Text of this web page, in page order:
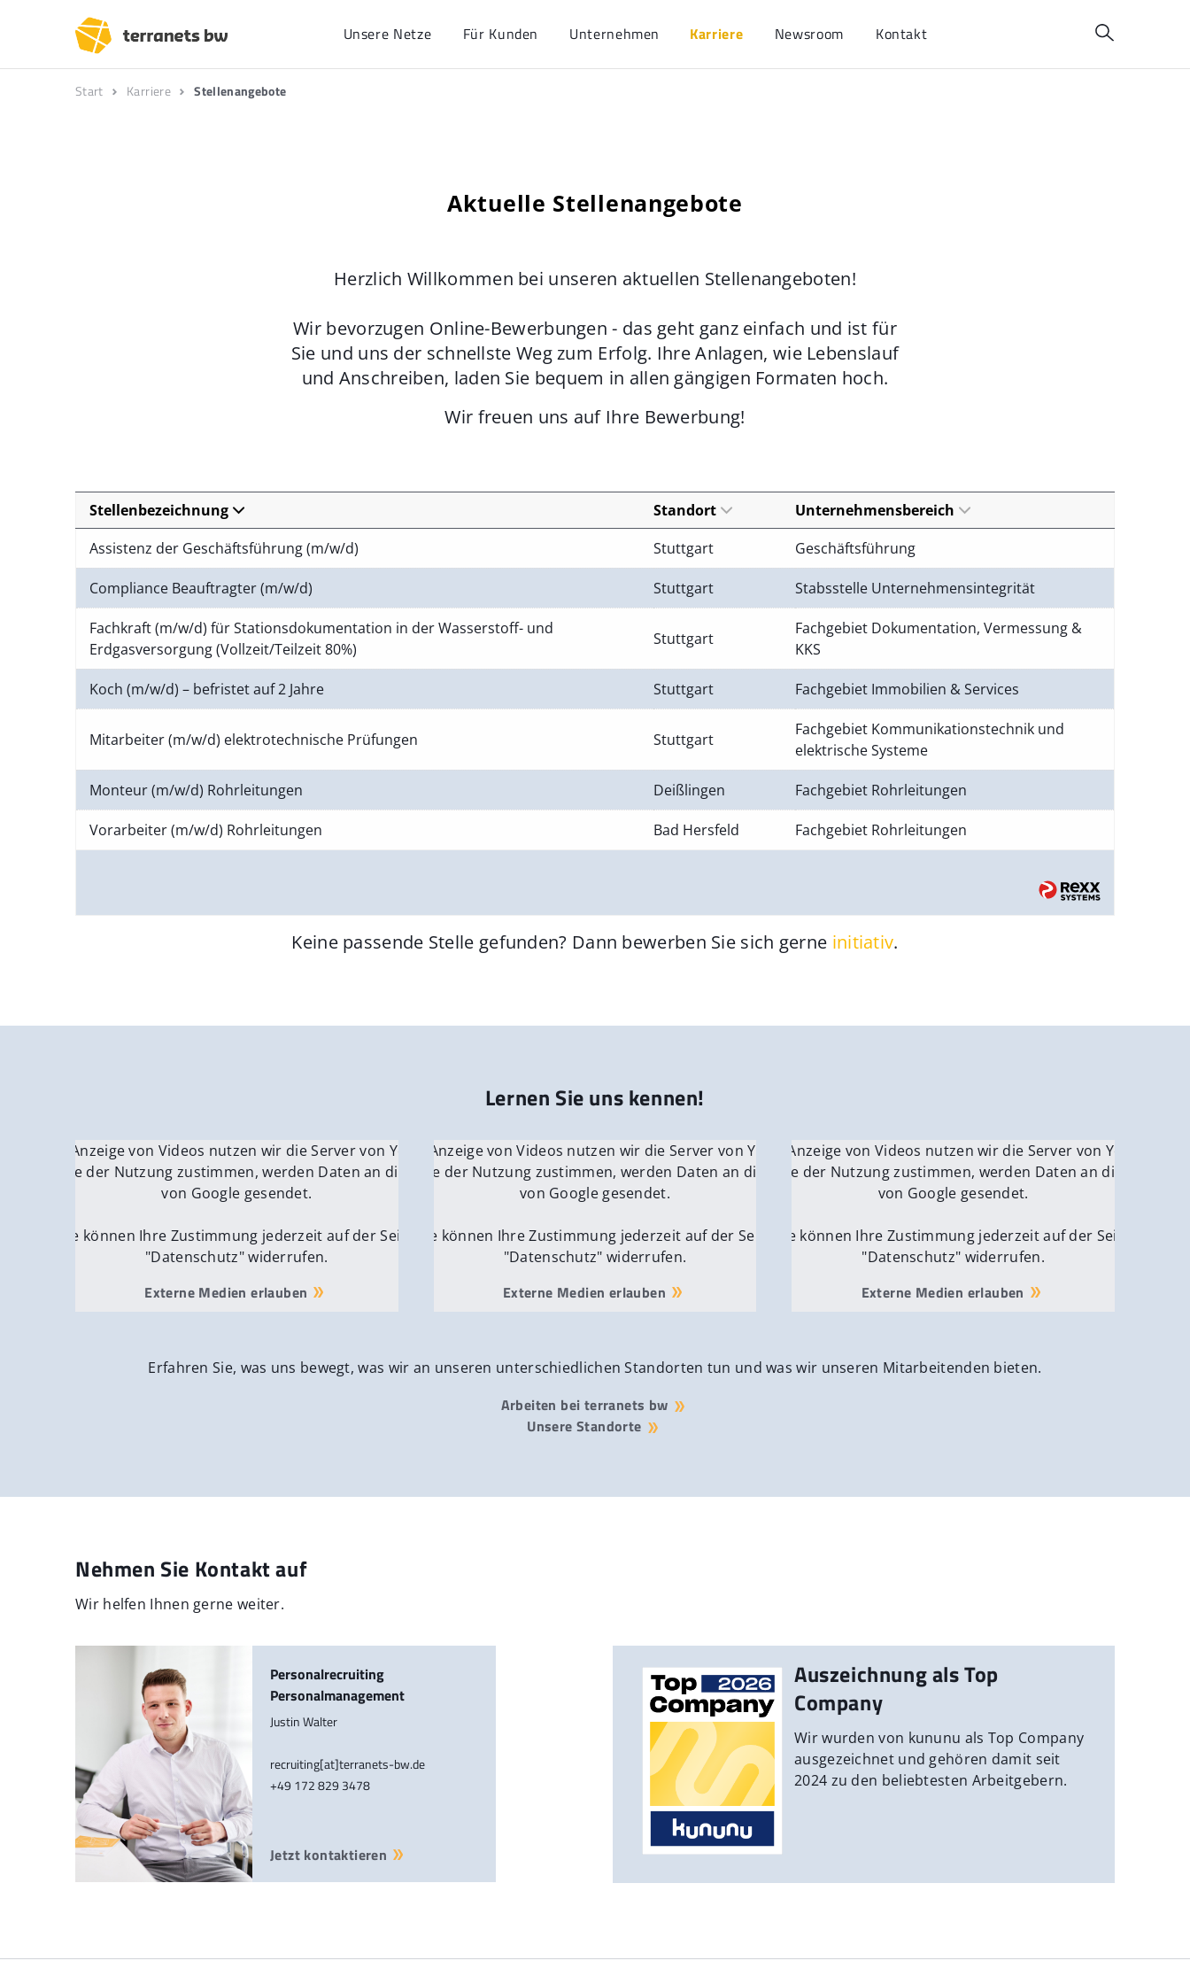
Unsere Netze Für Kunden Unternehmen Karriere Newsroom Kontakt
Start Karriere Stellenangebote
Aktuelle Stellenangebote
Herzlich Willkommen bei unseren aktuellen Stellenangeboten!
Wir bevorzugen Online-Bewerbungen - das geht ganz einfach und ist für
Sie und uns der schnellste Weg zum Erfolg. Ihre Anlagen, wie Lebenslauf
und Anschreiben, laden Sie bequem in allen gängigen Formaten hoch.
Wir freuen uns auf Ihre Bewerbung!
Stellenbezeichnung Standort
Unternehmensbereich
Assistenz der Geschäftsführung (m/w/d)
Stuttgart Geschäftsführung
Compliance Beauftragter (m/w/d) Stuttgart Stabsstelle Unternehmensintegrität
Fachkraft (m/w/d) für Stationsdokumentation in der Wasserstoff- und
Erdgasversorgung (Vollzeit/Teilzeit 80%)
Stuttgart
Fachgebiet Dokumentation, Vermessung &
KKS
Koch (m/w/d) – befristet auf 2 Jahre Stuttgart Fachgebiet Immobilien & Services
Mitarbeiter (m/w/d) elektrotechnische Prüfungen Stuttgart
Fachgebiet Kommunikationstechnik und
elektrische Systeme
Monteur (m/w/d) Rohrleitungen Deißlingen Fachgebiet Rohrleitungen
Vorarbeiter (m/w/d) Rohrleitungen Bad Hersfeld Fachgebiet Rohrleitungen
Keine passende Stelle gefunden? Dann bewerben Sie sich gerne initiativ.
Lernen Sie uns kennen!
Für die Anzeige von Videos nutzen wir die Server von YouTube.
Wenn Sie der Nutzung zustimmen, werden Daten an die Server
von Google gesendet.
Sie können Ihre Zustimmung jederzeit auf der Seite
"Datenschutz" widerrufen.
Externe Medien erlauben
Für die Anzeige von Videos nutzen wir die Server von YouTube.
Wenn Sie der Nutzung zustimmen, werden Daten an die Server
von Google gesendet.
Sie können Ihre Zustimmung jederzeit auf der Seite
"Datenschutz" widerrufen.
Externe Medien erlauben
Für die Anzeige von Videos nutzen wir die Server von YouTube.
Wenn Sie der Nutzung zustimmen, werden Daten an die Server
von Google gesendet.
Sie können Ihre Zustimmung jederzeit auf der Seite
"Datenschutz" widerrufen.
Externe Medien erlauben
Erfahren Sie, was uns bewegt, was wir an unseren unterschiedlichen Standorten tun und was wir unseren Mitarbeitenden bieten.
Arbeiten bei terranets bw
Unsere Standorte
Nehmen Sie Kontakt auf
Wir helfen Ihnen gerne weiter.
Personalrecruiting
Personalmanagement
Justin Walter
recruiting[at]terranets-bw.de
+49 172 829 3478
Jetzt kontaktieren
Auszeichnung als Top
Company
Wir wurden von kununu als Top Company
ausgezeichnet und gehören damit seit
2024 zu den beliebtesten Arbeitgebern.